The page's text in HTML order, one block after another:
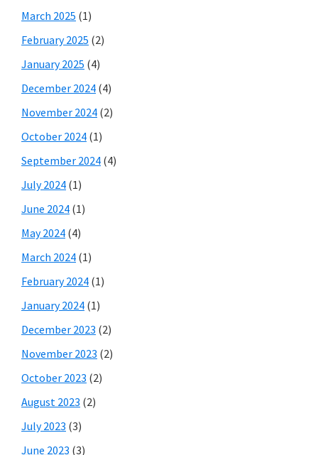
March 2025 (1)
February 2025 (2)
January 2025 (4)
December 2024 (4)
November 2024 (2)
October 2024 (1)
September 2024 (4)
July 2024 (1)
June 2024 (1)
May 2024 (4)
March 2024 (1)
February 2024 (1)
January 2024 (1)
December 2023 (2)
November 2023 (2)
October 2023 (2)
August 2023 (2)
July 2023 (3)
June 2023 (3)